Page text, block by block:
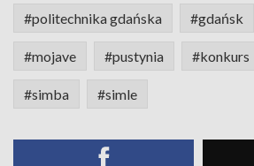
#politechnika gdańska #gdańsk
#mojave #pustynia #konkurs
#simba #simle